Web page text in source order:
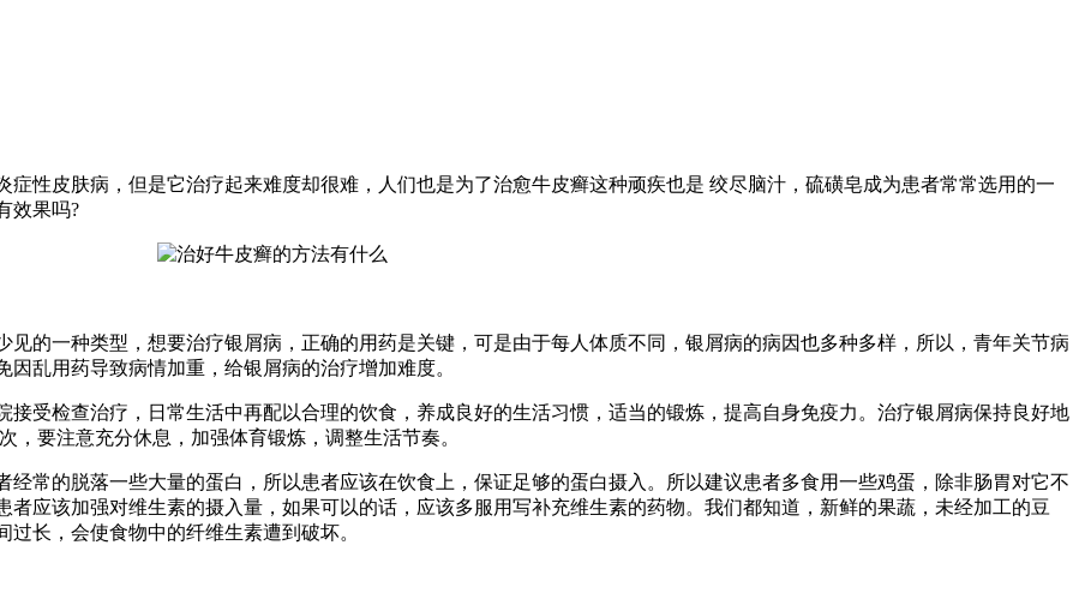
皮肤病，但是它治疗起来难度却很难，人们也是为了治愈牛皮癣这种顽疾也是 绞尽脑汁，硫磺皂成为患者常常选用的一
效果吗?
一种类型，想要治疗银屑病，正确的用药是关键，可是由于每人体质不同，银屑病的病因也多种多样，所以，青年关节病
乱用药导致病情加重，给银屑病的治疗增加难度。
检查治疗，日常生活中再配以合理的饮食，养成良好的生活习惯，适当的锻炼，提高自身免疫力。治疗银屑病保持良好地
要注意充分休息，加强体育锻炼，调整生活节奏。
的脱落一些大量的蛋白，所以患者应该在饮食上，保证足够的蛋白摄入。所以建议患者多食用一些鸡蛋，除非肠胃对它不
应该加强对维生素的摄入量，如果可以的话，应该多服用写补充维生素的药物。我们都知道，新鲜的果蔬，未经加工的豆
长，会使食物中的纤维生素遭到破坏。